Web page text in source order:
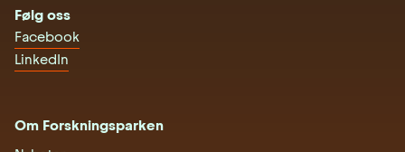
Følg oss
Facebook
LinkedIn
Om Forskningsparken